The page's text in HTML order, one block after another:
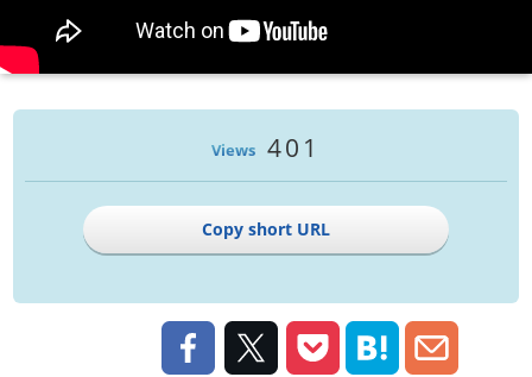
Views 401
Copy short URL